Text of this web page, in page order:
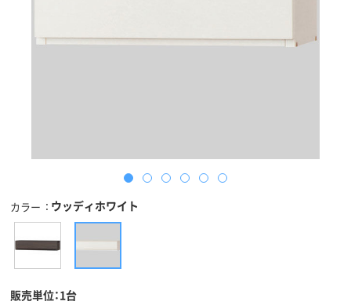
カラー ウッディホワイト
販売単位：1台